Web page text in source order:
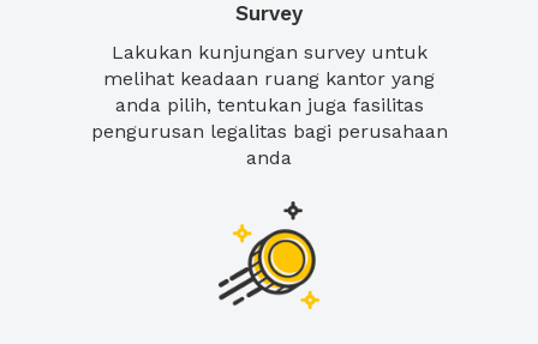
Survey
Lakukan kunjungan survey untuk
melihat keadaan ruang kantor yang
anda pilih, tentukan juga fasilitas
pengurusan legalitas bagi perusahaan
anda